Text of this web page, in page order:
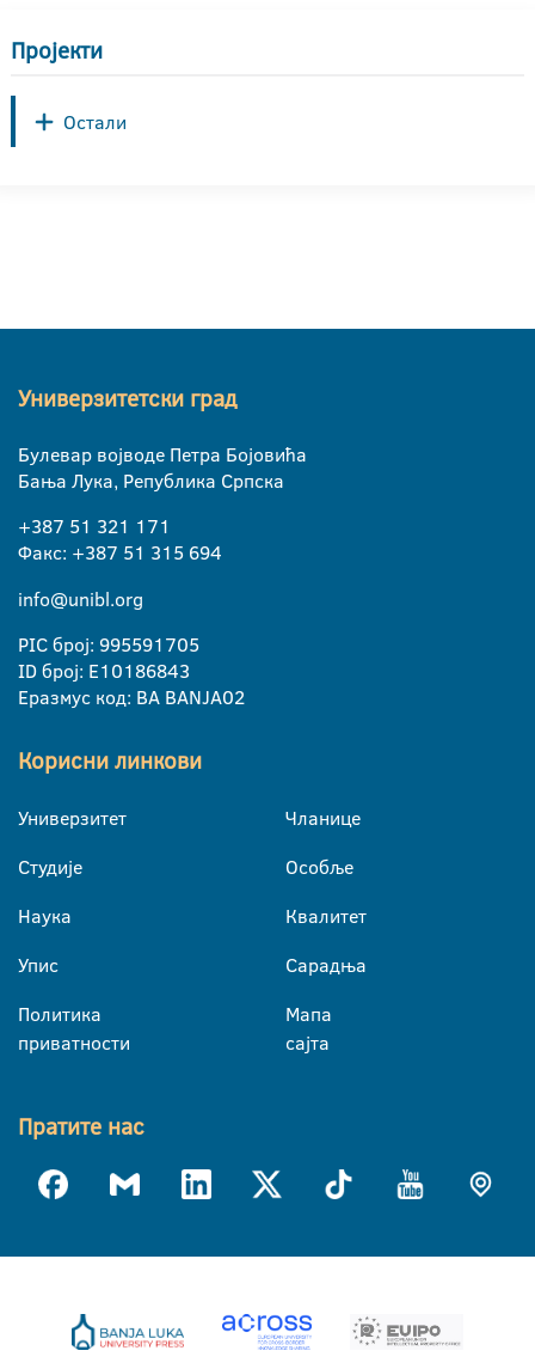
Пројекти
Остали
Универзитетски град
Булевар војводе Петра Бојовића
Бања Лука, Република Српска
+387 51 321 171
Факс: +387 51 315 694
info@unibl.org
PIC број: 995591705
ID број: E10186843
Еразмус код: BA BANJA02
Корисни линкови
Универзитет
Студије
Наука
Упис
Политика
приватности
Чланице
Особље
Квалитет
Сарадња
Мапа
сајта
Пратите нас